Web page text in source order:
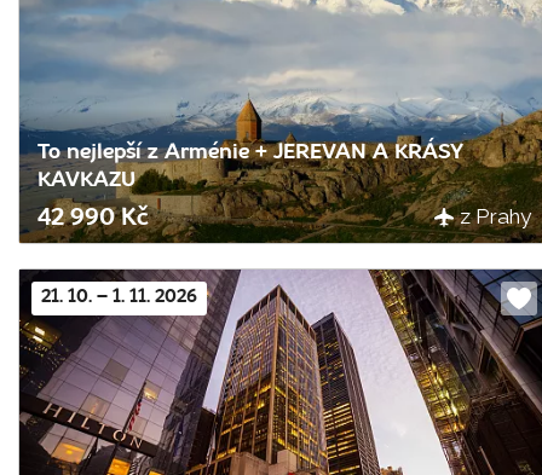
To nejlepší z Arménie + JEREVAN A KRÁSY
KAVKAZU
42 990 Kč z Prahy
21. 10. – 1. 11. 2026
Do